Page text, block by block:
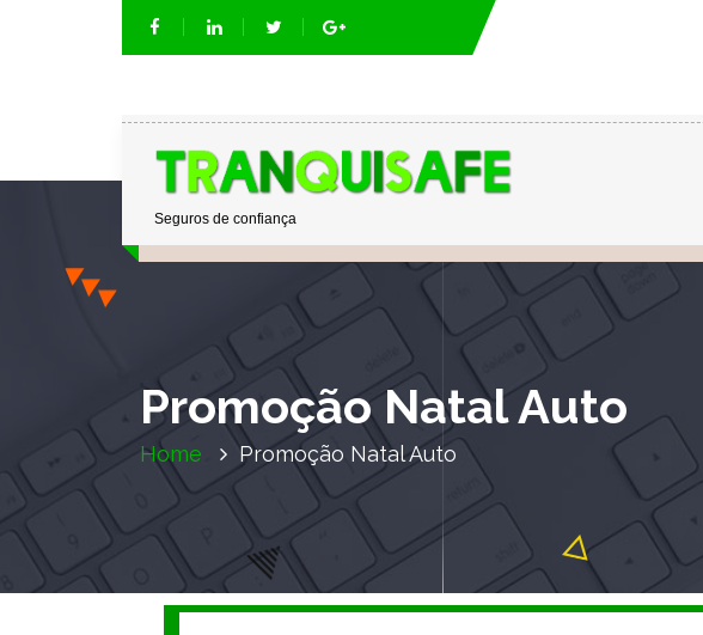
Seguros de confiança
Promoção Natal Auto
Home Promoção Natal Auto